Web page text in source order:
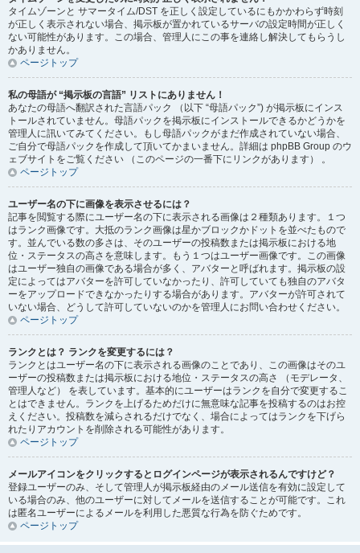
タイムゾーンと サマータイム/DST を正しく設定しているにもかかわらず時刻
が正しく表示されない場合、掲示板が置かれているサーバの設定時間が正しく
ない可能性があります。この場合、管理人にこの事を連絡し解決してもらうし
かありません。
ページトップ
私の母語が “掲示板の言語” リストにありません！
あなたの母語へ翻訳された言語パック （以下 “母語パック”) が掲示板にインス
トールされていません。母語パックを掲示板にインストールできるかどうかを
管理人に訊いてみてください。もし母語パックがまだ作成されていない場合、
ご自分で母語パックを作成して頂いてかまいません。詳細は phpBB Group のウ
ェブサイトをご覧ください （このページの一番下にリンクがあります） 。
ページトップ
ユーザー名の下に画像を表示させるには？
記事を閲覧する際にユーザー名の下に表示される画像は２種類あります。１つ
はランク画像です。大抵のランク画像は星かブロックかドットを並べたもので
す。並んでいる数の多さは、そのユーザーの投稿数または掲示板における地
位・ステータスの高さを意味します。もう１つはユーザー画像です。この画像
はユーザー独自の画像である場合が多く、アバターと呼ばれます。掲示板の設
定によってはアバターを許可していなかったり、許可していても独自のアバタ
ーをアップロードできなかったりする場合があります。アバターが許可されて
いない場合、どうして許可していないのかを管理人にお問い合わせください。
ページトップ
ランクとは？ ランクを変更するには？
ランクとはユーザー名の下に表示される画像のことであり、この画像はそのユ
ーザーの投稿数または掲示板における地位・ステータスの高さ （モデレータ、
管理人など） を表しています。基本的にユーザーはランクを自分で変更するこ
とはできません。ランクを上げるためだけに無意味な記事を投稿するのはお控
えください。投稿数を減らされるだけでなく、場合によってはランクを下げら
れたりアカウントを削除される可能性があります。
ページトップ
メールアイコンをクリックするとログインページが表示されるんですけど？
登録ユーザーのみ、そして管理人が掲示板経由のメール送信を有効に設定して
いる場合のみ、他のユーザーに対してメールを送信することが可能です。これ
は匿名ユーザーによるメールを利用した悪質な行為を防ぐためです。
ページトップ